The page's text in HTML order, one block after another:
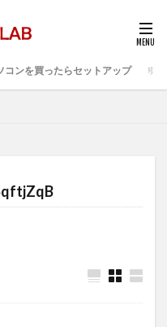
コンを買ったらセットアップ プ
がいい